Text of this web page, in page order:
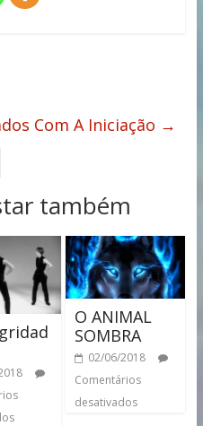
Com A Iniciação →
também
O ANIMAL
SOMBRA
02/06/2018
Comentários
desativados